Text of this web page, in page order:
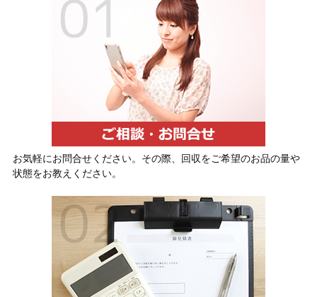
お気軽にお問合せください。その際、回収をご希望のお品の量や
状態をお教えください。